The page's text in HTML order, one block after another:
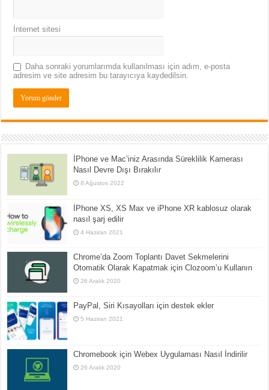
İnternet sitesi
Daha sonraki yorumlarımda kullanılması için adım, e-posta
adresim ve site adresim bu tarayıcıya kaydedilsin.
İPhone ve Mac’iniz Arasında Süreklilik Kamerası
Nasıl Devre Dışı Bırakılır
8 Ağustos 2022
İPhone XS, XS Max ve iPhone XR kablosuz olarak
nasıl şarj edilir
4 Haziran 2021
Chrome’da Zoom Toplantı Davet Sekmelerini
Otomatik Olarak Kapatmak için Clozoom’u Kullanın
26 Aralık 2020
PayPal, Siri Kısayolları için destek ekler
5 Haziran 2021
Chromebook için Webex Uygulaması Nasıl İndirilir
26 Aralık 2020